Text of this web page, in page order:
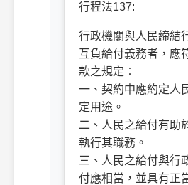
行程法137:
行政機關與人民締結
互負給付義務者，應
款之規定︰
一、契約中應約定人
定用途。
二、人民之給付有助
執行其職務。
三、人民之給付與行
付應相當，並具有正